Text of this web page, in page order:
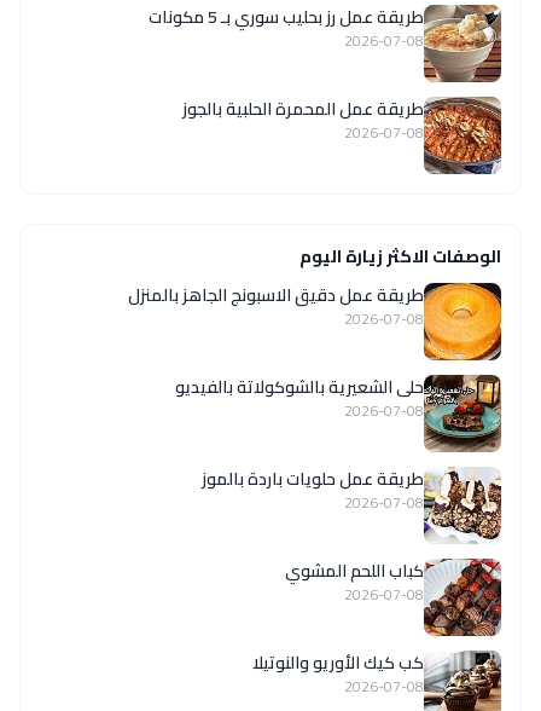
طريقة عمل رز بحليب سوري بـ 5 مكونات
2026-07-08
طريقة عمل المحمرة الحلبية بالجوز
2026-07-08
الوصفات الاكثر زيارة اليوم
طريقة عمل دقيق الاسبونج الجاهز بالمنزل
2026-07-08
حلى الشعيرية بالشوكولاتة بالفيديو
2026-07-08
طريقة عمل حلويات باردة بالموز
2026-07-08
كباب اللحم المشوي
2026-07-08
كب كيك الأوريو والنوتيلا
2026-07-08